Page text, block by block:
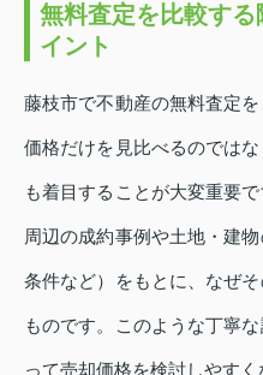
無料査定を比較す
イント
藤枝市で不動産の無料査定
価格だけを見比べるのでは
も着目することが大変重要
周辺の成約事例や土地・建
条件など）をもとに、なぜ
ものです。このような丁寧
って売却価格を検討しやすく